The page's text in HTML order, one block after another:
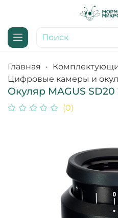
Главная
Цифровые камеры и
Окуляр MAGUS
(0)